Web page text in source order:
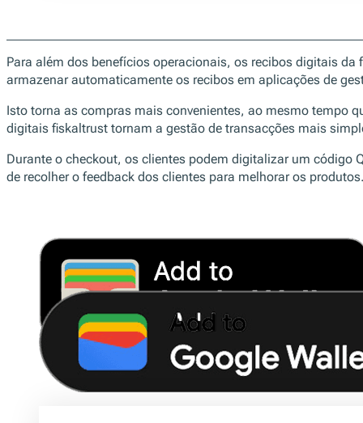
Para além dos benefícios operacionais, os recibos digitais
armazenar automaticamente os recibos em aplicações de
Isto torna as compras mais convenientes, ao mesmo tempo
digitais fiskaltrust tornam a gestão de transacções mais
Durante o checkout, os clientes podem digitalizar um código
de recolher o feedback dos clientes para melhorar os